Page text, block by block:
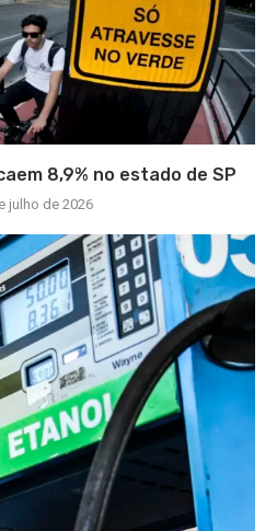
8,9% no estado de SP
julho de 2026